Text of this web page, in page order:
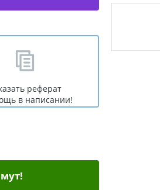
реферат
в написании!